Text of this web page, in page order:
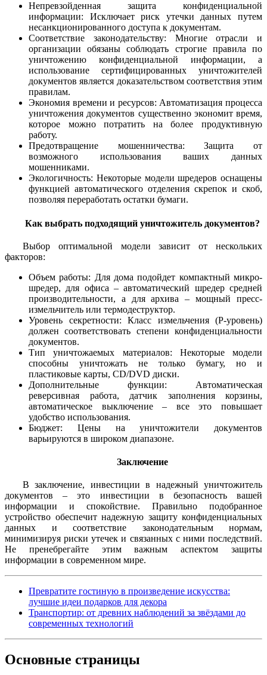
Непревзойденная защита конфиденциальной
информации: Исключает риск утечки данных путем
несанкционированного доступа к документам.
Соответствие законодательству: Многие отрасли и
организации обязаны соблюдать строгие правила по
уничтожению конфиденциальной информации, а
использование сертифицированных уничтожителей
документов является доказательством соответствия этим
правилам.
Экономия времени и ресурсов: Автоматизация процесса
уничтожения документов существенно экономит время,
которое можно потратить на более продуктивную
работу.
Предотвращение мошенничества: Защита от
возможного использования ваших данных
мошенниками.
Экологичность: Некоторые модели шредеров оснащены
функцией автоматического отделения скрепок и скоб,
позволяя переработать остатки бумаги.
Как выбрать подходящий уничтожитель документов?
Выбор оптимальной модели зависит от нескольких
факторов:
Объем работы: Для дома подойдет компактный микро-
шредер, для офиса – автоматический шредер средней
производительности, а для архива – мощный пресс-
измельчитель или термодеструктор.
Уровень секретности: Класс измельчения (P-уровень)
должен соответствовать степени конфиденциальности
документов.
Тип уничтожаемых материалов: Некоторые модели
способны уничтожать не только бумагу, но и
пластиковые карты, CD/DVD диски.
Дополнительные функции: Автоматическая
реверсивная работа, датчик заполнения корзины,
автоматическое выключение – все это повышает
удобство использования.
Бюджет: Цены на уничтожители документов
варьируются в широком диапазоне.
Заключение
В заключение, инвестиции в надежный уничтожитель
документов – это инвестиции в безопасность вашей
информации и спокойствие. Правильно подобранное
устройство обеспечит надежную защиту конфиденциальных
данных и соответствие законодательным нормам,
минимизируя риски утечек и связанных с ними последствий.
Не пренебрегайте этим важным аспектом защиты
информации в современном мире.
Превратите гостиную в произведение искусства:
лучшие идеи подарков для декора
Транспортир: от древних наблюдений за звёздами до
современных технологий
Основные страницы